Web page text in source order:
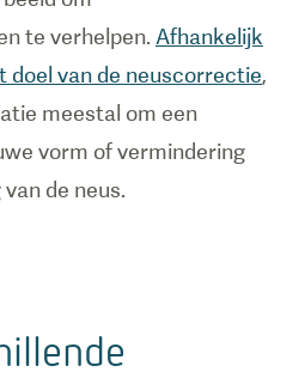
te verhelpen. Afhankelijk
doel van de neuscorrectie,
meestal om een
vorm of vermindering
de neus.